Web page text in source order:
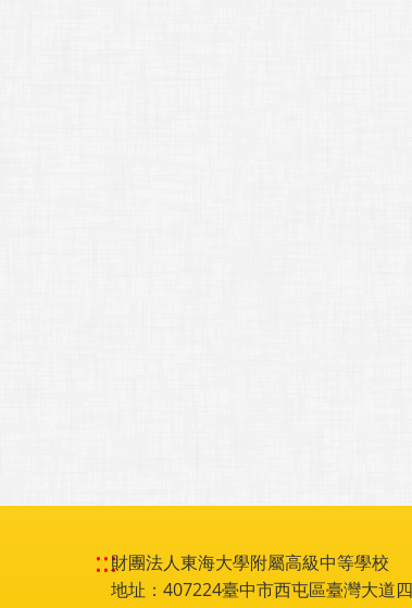
:::財團法人東海大學附屬高級中等學校
地址：407224臺中市西屯區臺灣大道